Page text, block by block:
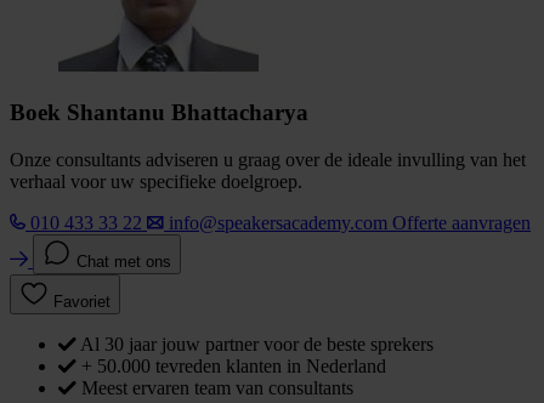
Boek Shantanu Bhattacharya
Onze consultants adviseren u graag over de ideale invulling van het
verhaal voor uw specifieke doelgroep.
010 433 33 22
info@speakersacademy.com Offerte aanvragen
Chat met ons
Favoriet
Al 30 jaar jouw partner voor de beste sprekers
+ 50.000 tevreden klanten in Nederland
Meest ervaren team van consultants